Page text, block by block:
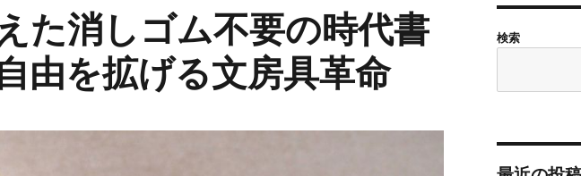
た消しゴム不要の時代書
由を拡げる文房具革命
検索